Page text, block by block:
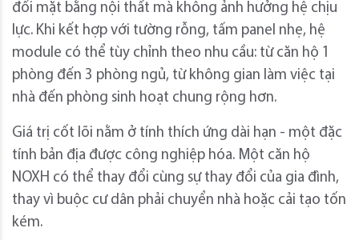
đổi mặt bằng nội thất mà không ảnh hưởng hệ chịu
lực. Khi kết hợp với tường rỗng, tấm panel nhẹ, hệ
module có thể tùy chỉnh theo nhu cầu: từ căn hộ 1
phòng đến 3 phòng ngủ, từ không gian làm việc tại
nhà đến phòng sinh hoạt chung rộng hơn.
Giá trị cốt lõi nằm ở tính thích ứng dài hạn - một đặc
tính bản địa được công nghiệp hóa. Một căn hộ
NOXH có thể thay đổi cùng sự thay đổi của gia đình,
thay vì buộc cư dân phải chuyển nhà hoặc cải tạo tốn
kém.